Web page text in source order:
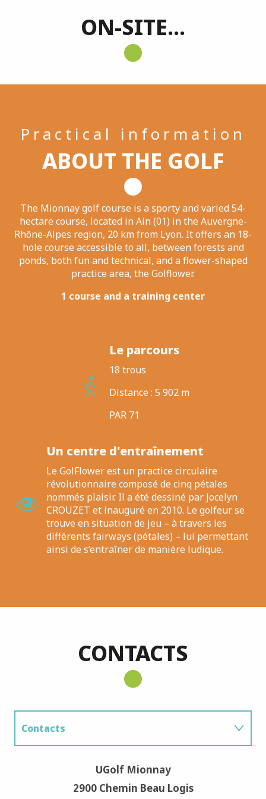
ON-SITE...
Practical information
ABOUT THE GOLF
The Mionnay golf course is a sporty and varied 54-
hectare course, located in Ain (01) in the Auvergne-
Rhône-Alpes region, 20 km from Lyon. It offers an 18-
hole course accessible to all, between forests and
ponds, both fun and technical, and a flower-shaped
practice area, the Golflower.
1 course and a training center
Le parcours
18 trous
Distance : 5 902 m
PAR 71
Un centre d'entraînement
Le GolFlower est un practice circulaire
révolutionnaire composé de cinq pétales
nommés plaisir. Il a été dessiné par Jocelyn
CROUZET et inauguré en 2010. Le golfeur se
trouve en situation de jeu – à travers les
différents fairways (pétales) – lui permettant
ainsi de s’entraîner de manière ludique.
CONTACTS
Contacts
UGolf Mionnay
2900 Chemin Beau Logis